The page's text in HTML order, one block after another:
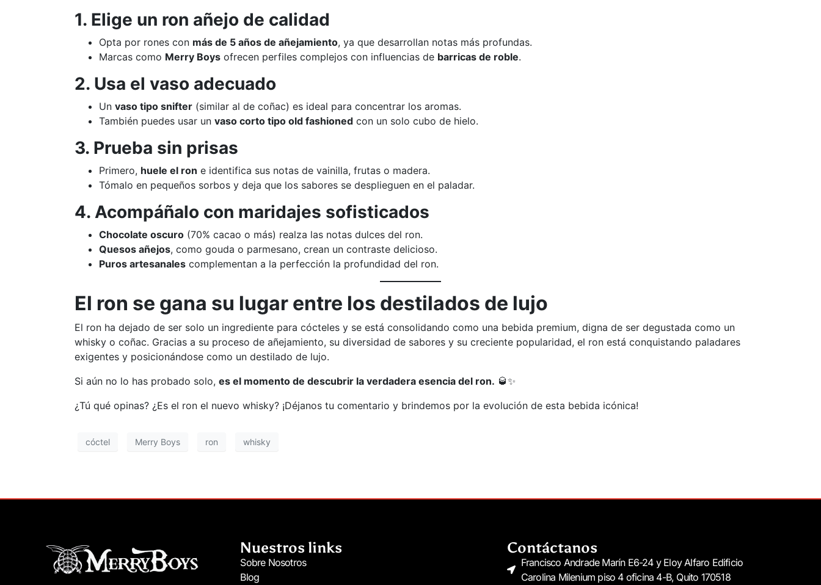
1. Elige un ron añejo de calidad
Opta por rones con más de 5 años de añejamiento, ya que desarrollan notas más profundas.
Marcas como Merry Boys ofrecen perfiles complejos con influencias de barricas de roble.
2. Usa el vaso adecuado
Un vaso tipo snifter (similar al de coñac) es ideal para concentrar los aromas.
También puedes usar un vaso corto tipo old fashioned con un solo cubo de hielo.
3. Prueba sin prisas
Primero, huele el ron e identifica sus notas de vainilla, frutas o madera.
Tómalo en pequeños sorbos y deja que los sabores se desplieguen en el paladar.
4. Acompáñalo con maridajes sofisticados
Chocolate oscuro (70% cacao o más) realza las notas dulces del ron.
Quesos añejos, como gouda o parmesano, crean un contraste delicioso.
Puros artesanales complementan a la perfección la profundidad del ron.
El ron se gana su lugar entre los destilados de lujo
El ron ha dejado de ser solo un ingrediente para cócteles y se está consolidando como una bebida premium, digna de ser degustada como un
whisky o coñac. Gracias a su proceso de añejamiento, su diversidad de sabores y su creciente popularidad, el ron está conquistando paladares
exigentes y posicionándose como un destilado de lujo.
Si aún no lo has probado solo, es el momento de descubrir la verdadera esencia del ron. 🥃✨
¿Tú qué opinas? ¿Es el ron el nuevo whisky? ¡Déjanos tu comentario y brindemos por la evolución de esta bebida icónica!
cóctel Merry Boys ron whisky
Nuestros links
Sobre Nosotros
Blog
Contáctanos
Francisco Andrade Marín E6-24 y Eloy Alfaro Edificio
Carolina Milenium piso 4 oficina 4-B, Quito 170518